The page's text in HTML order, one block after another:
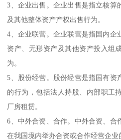
3、企业出售。企业出售是指立核算
及其他整体资产产权出售行为。
4、企业联营。企业联营是指国内企
资产、无形资产及其他资产投入组
为。
5、股份经营。股份经营是指国有资
的行为，包括法人持股、内部职工
厂房租赁。
6、中外合资、合作。中外合资、合
在我国境内举办合资或合作经营企业